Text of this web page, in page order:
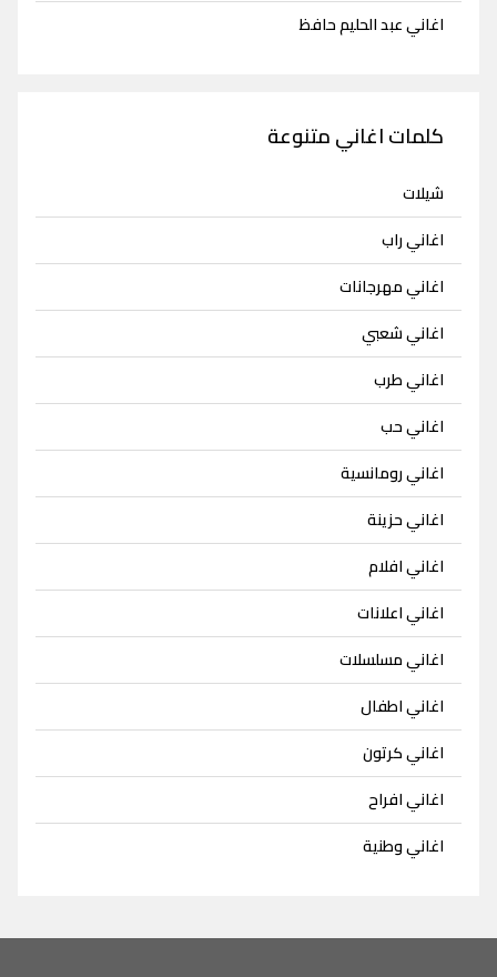
اغاني عبد الحليم حافظ
كلمات اغاني متنوعة
شيلات
اغاني راب
اغاني مهرجانات
اغاني شعبي
اغاني طرب
اغاني حب
اغاني رومانسية
اغاني حزينة
اغاني افلام
اغاني اعلانات
اغاني مسلسلات
اغاني اطفال
اغاني كرتون
اغاني افراح
اغاني وطنية